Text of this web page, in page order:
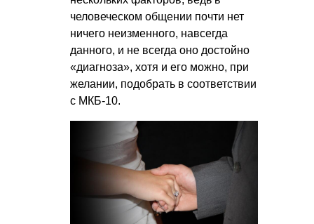
человеческом общении почти нет
ничего неизменного, навсегда
данного, и не всегда оно достойно
«диагноза», хотя и его можно, при
желании, подобрать в соответствии
с МКБ-10.